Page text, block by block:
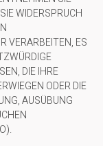
WIDERSPRUCH
VERARBEITEN, ES
DIE IHRE
ODER DIE
AUSÜBUNG